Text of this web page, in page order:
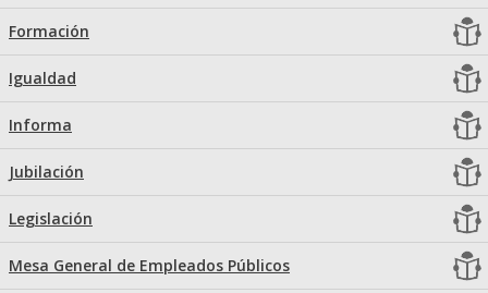
Formación
Igualdad
Informa
Jubilación
Legislación
Mesa General de Empleados Públicos